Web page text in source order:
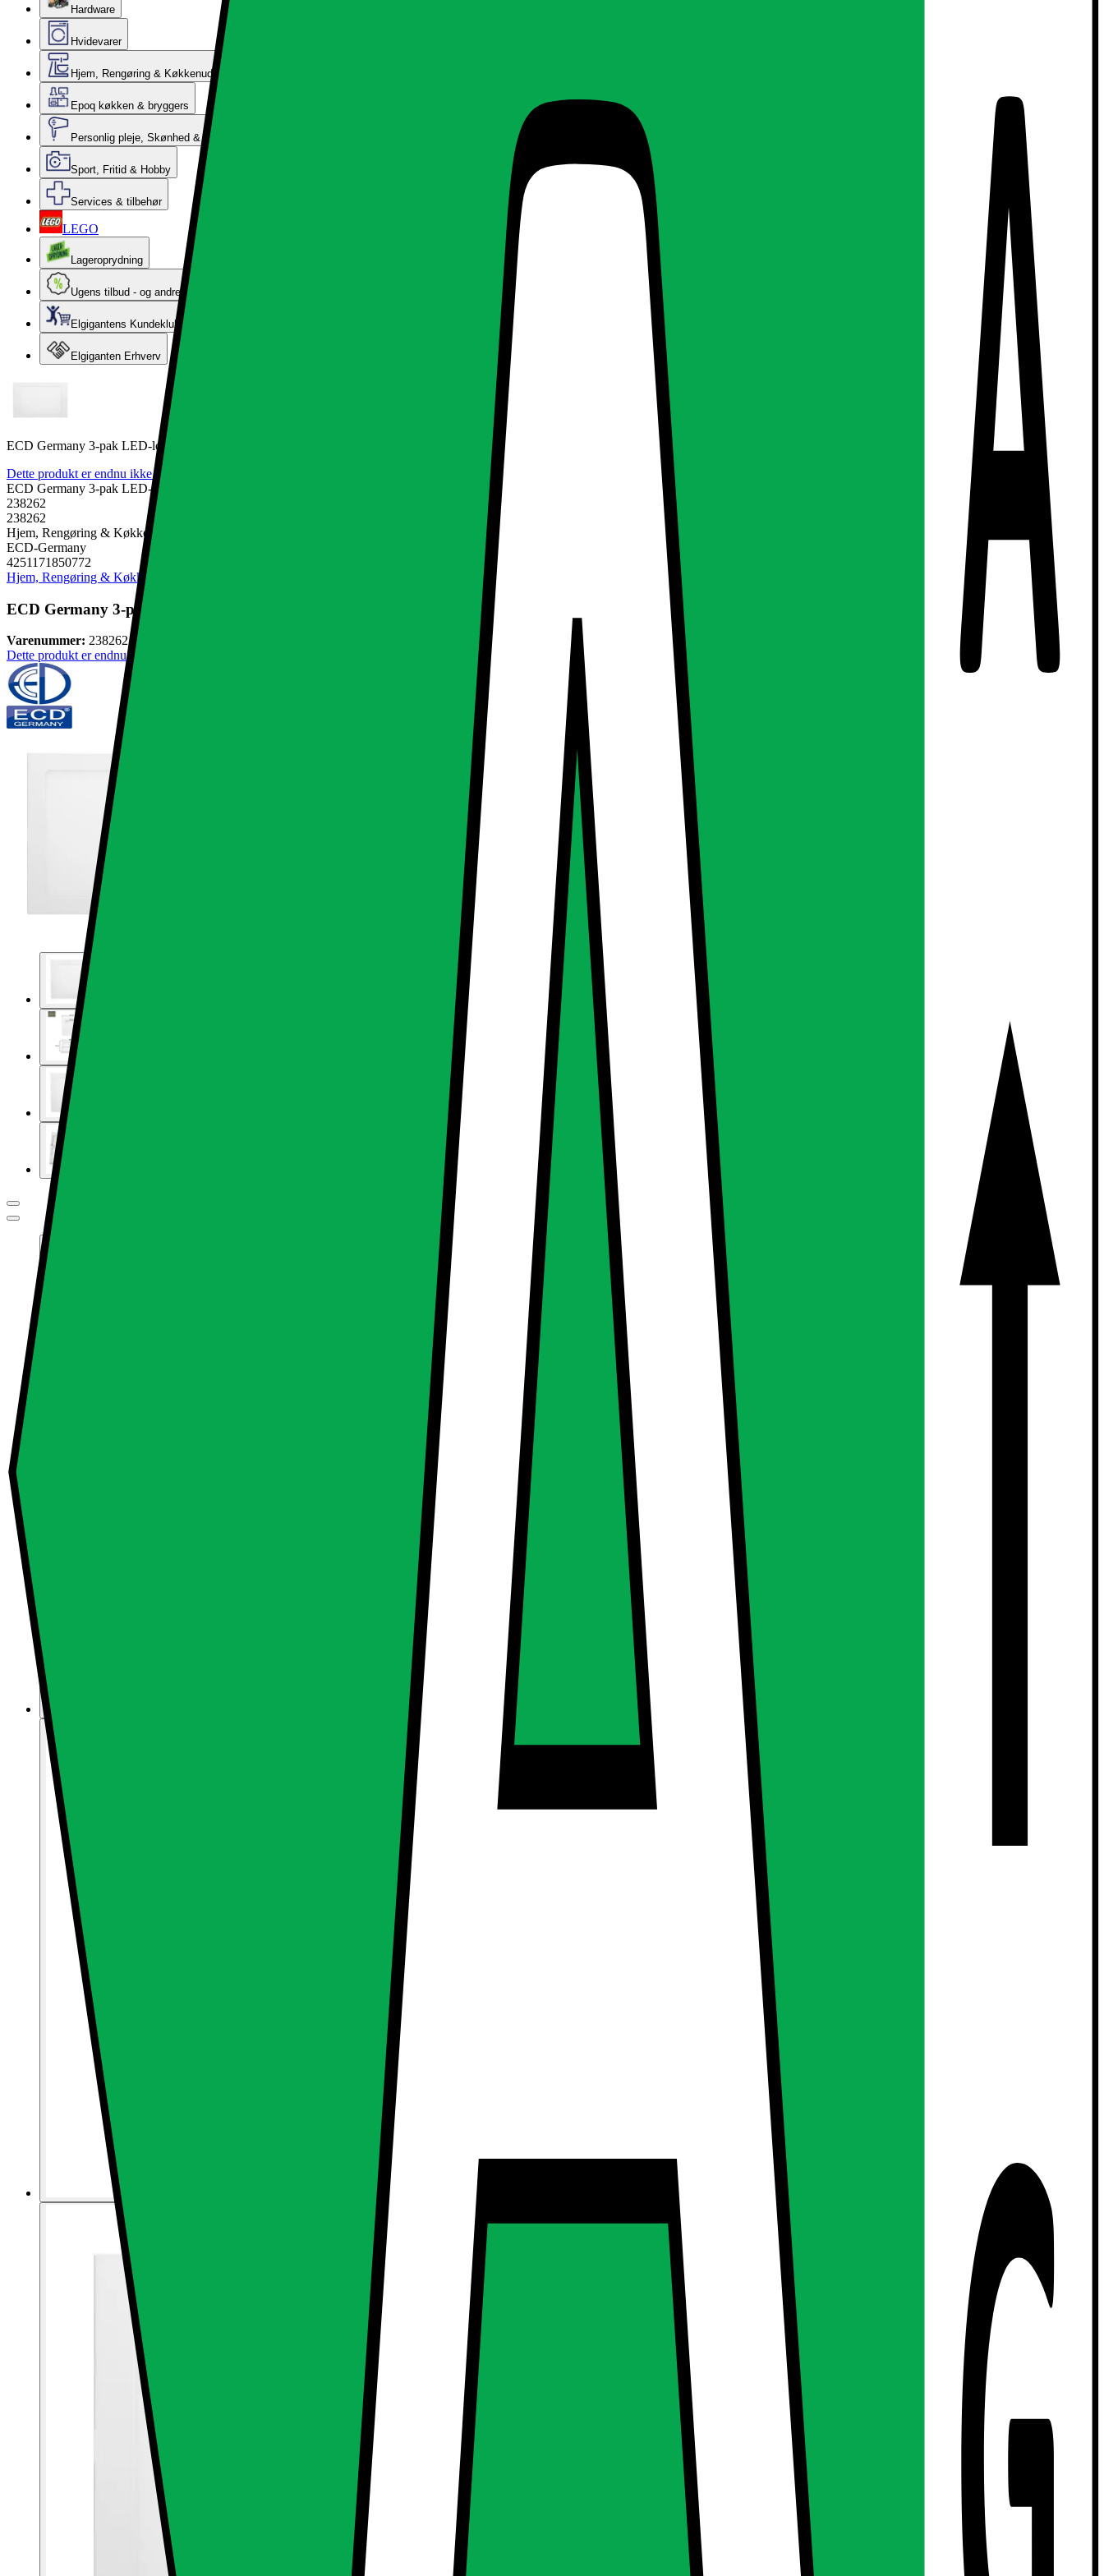
Hardware
Hvidevarer
Hjem, Rengøring & Køkkenudstyr
Epoq køkken & bryggers
Personlig pleje, Skønhed & Velvære
Sport, Fritid & Hobby
Services & tilbehør
LEGO
Lageroprydning
Ugens tilbud - og andre gode priser
Elgigantens Kundeklub
Elgiganten Erhverv
ECD Germany 3-pak LED-loftslampe 24W | AC 220-240V | 300 x 300 mm | Vinklet |
Dette produkt er endnu ikke blevet bedømt.
ECD Germany 3-pak LED-loftslampe 24W | AC 220-240V | 300 x 300 mm | Vinklet |
238262
238262
Hjem, Rengøring & Køkkenudstyr, El & belysning, Lamper & belysning, Udendørsbelysning
ECD-Germany
4251171850772
Hjem, Rengøring & Køkkenudstyr
ECD Germany 3-pak LED-loftslampe 24W | AC 220-240V | 300 x 300 mm | Vinklet |
Varenummer: 238262
Dette produkt er endnu ikke blevet bedømt.